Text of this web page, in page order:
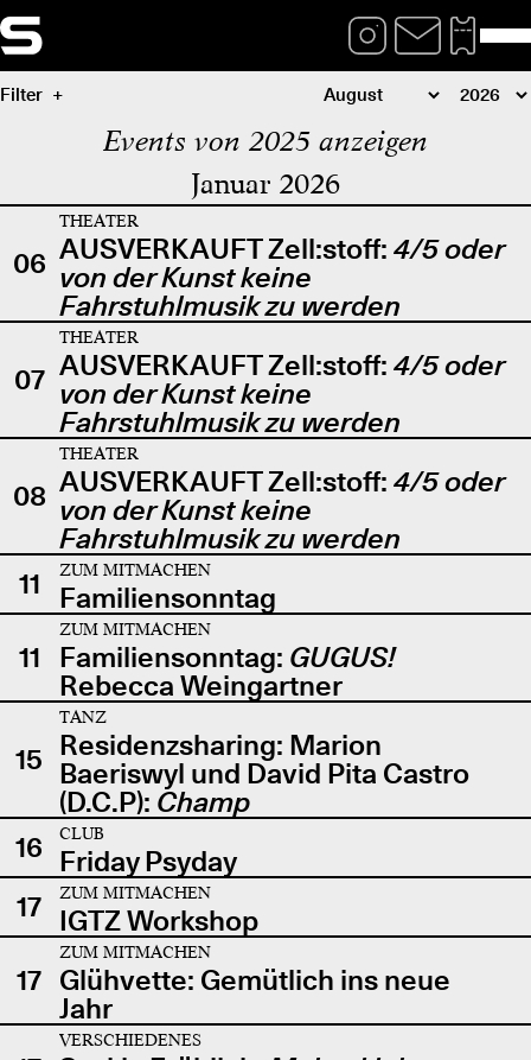
Filter
Events von 2025 anzeigen
Januar 2026
06
THEATER
AUSVERKAUFT Zell:stoff: 4/5 oder
von der Kunst keine
Fahrstuhlmusik zu werden
07
THEATER
AUSVERKAUFT Zell:stoff: 4/5 oder
von der Kunst keine
Fahrstuhlmusik zu werden
08
THEATER
AUSVERKAUFT Zell:stoff: 4/5 oder
von der Kunst keine
Fahrstuhlmusik zu werden
11
ZUM MITMACHEN
Familiensonntag
11
ZUM MITMACHEN
Familiensonntag: GUGUS!
Rebecca Weingartner
15
TANZ
Residenzsharing: Marion
Baeriswyl und David Pita Castro
(D.C.P): Champ
16
CLUB
Friday Psyday
17
ZUM MITMACHEN
IGTZ Workshop
17
ZUM MITMACHEN
Glühvette: Gemütlich ins neue
Jahr
VERSCHIEDENES